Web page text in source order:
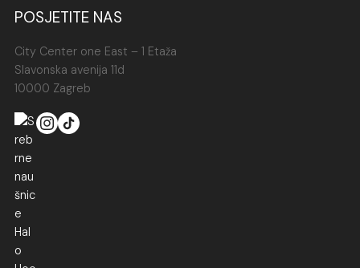
POSJETITE NAS
City Center one East – 1 Etaža
Slavonska avenija 11d
10000 Zagreb